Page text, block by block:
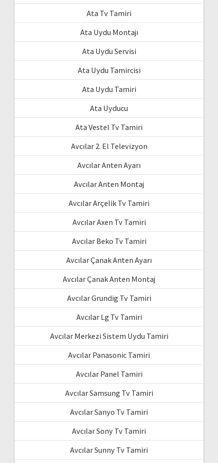
Ata Tv Tamiri
Ata Uydu Montajı
Ata Uydu Servisi
Ata Uydu Tamircisi
Ata Uydu Tamiri
Ata Uyducu
Ata Vestel Tv Tamiri
Avcılar 2. El Televizyon
Avcılar Anten Ayarı
Avcılar Anten Montaj
Avcılar Arçelik Tv Tamiri
Avcılar Axen Tv Tamiri
Avcılar Beko Tv Tamiri
Avcılar Çanak Anten Ayarı
Avcılar Çanak Anten Montaj
Avcılar Grundig Tv Tamiri
Avcılar Lg Tv Tamiri
Avcılar Merkezi Sistem Uydu Tamiri
Avcılar Panasonic Tamiri
Avcılar Panel Tamiri
Avcılar Samsung Tv Tamiri
Avcılar Sanyo Tv Tamiri
Avcılar Sony Tv Tamiri
Avcılar Sunny Tv Tamiri